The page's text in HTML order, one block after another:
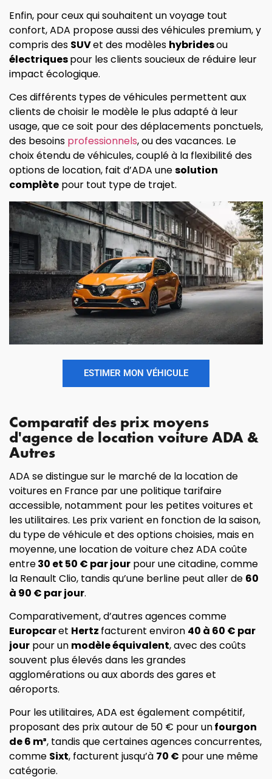
Enfin, pour ceux qui souhaitent un voyage tout
confort, ADA propose aussi des véhicules premium, y
compris des SUVet des modèles hybridesou
électriquespour les clients soucieux de réduire leur
impact écologique.
Ces différents types de véhicules permettent aux
clients de choisir le modèle le plus adapté à leur
usage, que ce soit pour des déplacements ponctuels,
des besoins professionnels, ou des vacances. Le
choix étendu de véhicules, couplé à la flexibilité des
options de location, fait d’ADA unesolution
complète pour tout type de trajet.
ESTIMER MON VÉHICULE
Comparatif des prix moyens
d'agence de location voiture ADA &
Autres
ADA se distingue sur le marché de la location de
voitures en France par une politique tarifaire
accessible, notamment pour les petites voitures et
les utilitaires. Les prix varient en fonction de la saison,
du type de véhicule et des options choisies, mais en
moyenne, une location de voiture chez ADA coûte
entre30 et 50 € par jour pour une citadine, comme
la Renault Clio, tandis qu’une berline peut aller de 60
à 90 € par jour.
Comparativement, d’autres agences comme
Europcaret Hertz facturent environ 40 à 60 € par
jour pour un modèle équivalent, avec des coûts
souvent plus élevés dans les grandes
agglomérations ou aux abords des gares et
aéroports.
Pour les utilitaires, ADA est également compétitif,
proposant des prix autour de 50 € pour unfourgon
de 6 m³, tandis que certaines agences concurrentes,
comme Sixt, facturent jusqu’à 70 € pour une même
catégorie.